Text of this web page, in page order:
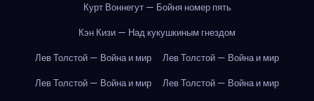
Курт Воннегут — Бойня номер пять
Кэн Кизи — Над кукушкиным гнездом
Лев Толстой — Война и мир
Лев Толстой — Война и мир
Лев Толстой — Война и мир
Лев Толстой — Война и мир